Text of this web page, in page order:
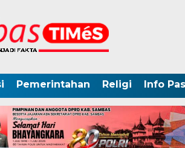
Pemerintahan Religi Info